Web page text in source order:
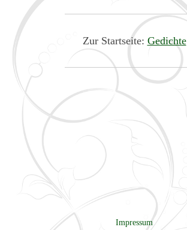
Zur Startseite: Gedichte
Impressum